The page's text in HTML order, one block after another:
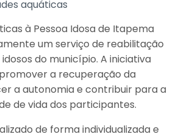
aquáticas
à Pessoa Idosa de Itapema
um serviço de reabilitação
do município. A iniciativa
a recuperação da
a autonomia e contribuir para a
de vida dos participantes.
de forma individualizada e